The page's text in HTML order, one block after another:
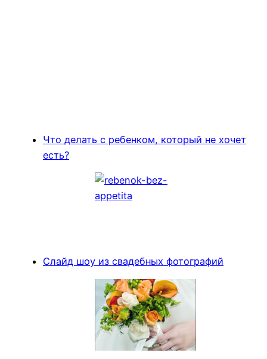
Что делать с ребенком, который не хочет
есть?
Слайд шоу из свадебных фотографий